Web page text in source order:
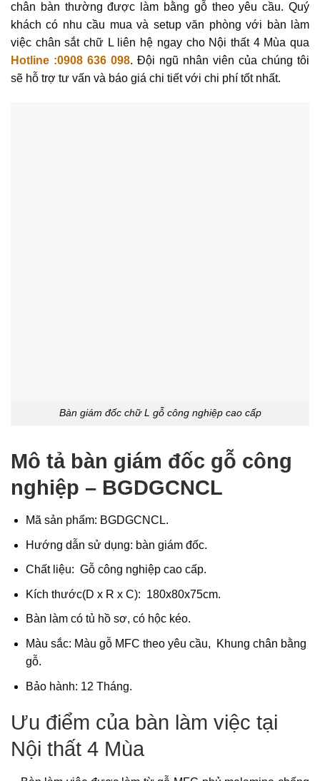
chân bàn thường được làm bằng gỗ theo yêu cầu. Quý
khách có nhu cầu mua và setup văn phòng với bàn làm
việc chân sắt chữ L liên hệ ngay cho Nội thất 4 Mùa qua
Hotline :0908 636 098. Đội ngũ nhân viên của chúng tôi
sẽ hỗ trợ tư vấn và báo giá chi tiết với chi phí tốt nhất.
Bàn giám đốc chữ L gỗ công nghiệp cao cấp
Mô tả bàn giám đốc gỗ công
nghiệp – BGDGCNCL
Mã sản phẩm: BGDGCNCL.
Hướng dẫn sử dụng: bàn giám đốc.
Chất liệu: Gỗ công nghiệp cao cấp.
Kích thước(D x R x C): 180x80x75cm.
Bàn làm có tủ hồ sơ, có hộc kéo.
Màu sắc: Màu gỗ MFC theo yêu cầu, Khung chân bằng
gỗ.
Bảo hành: 12 Tháng.
Ưu điểm của bàn làm việc tại
Nội thất 4 Mùa